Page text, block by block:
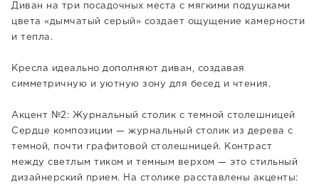
Диван на три посадочных места с мягкими подушками
цвета «дымчатый серый» создает ощущение камерности
и тепла.
Кресла идеально дополняют диван, создавая
симметричную и уютную зону для бесед и чтения.
Акцент №2: Журнальный столик с темной столешницей
Сердце композиции — журнальный столик из дерева с
темной, почти графитовой столешницей. Контраст
между светлым тиком и темным верхом — это стильный
дизайнерский прием. На столике расставлены акценты: